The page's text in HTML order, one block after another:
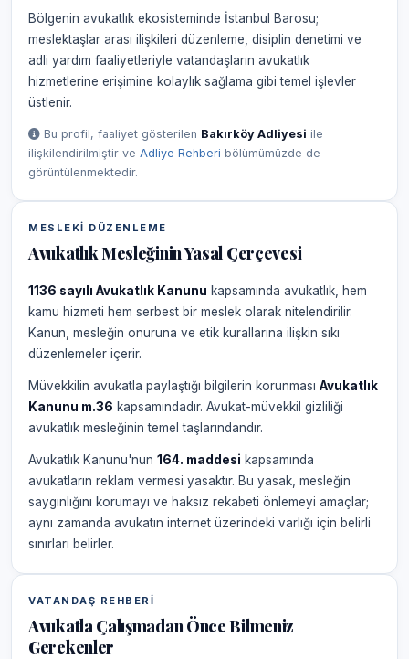
Bölgenin avukatlık ekosisteminde İstanbul Barosu;
meslektaşlar arası ilişkileri düzenleme, disiplin denetimi ve
adli yardım faaliyetleriyle vatandaşların avukatlık
hizmetlerine erişimine kolaylık sağlama gibi temel işlevler
üstlenir.
Bu profil, faaliyet gösterilen Bakırköy Adliyesi ile
ilişkilendirilmiştir ve Adliye Rehberi bölümümüzde de
görüntülenmektedir.
MESLEKI DÜZENLEME
Avukatlık Mesleğinin Yasal Çerçevesi
1136 sayılı Avukatlık Kanunu kapsamında avukatlık, hem
kamu hizmeti hem serbest bir meslek olarak nitelendirilir.
Kanun, mesleğin onuruna ve etik kurallarına ilişkin sıkı
düzenlemeler içerir.
Müvekkilin avukatla paylaştığı bilgilerin korunması Avukatlık
Kanunu m.36 kapsamındadır. Avukat-müvekkil gizliliği
avukatlık mesleğinin temel taşlarındandır.
Avukatlık Kanunu'nun 164. maddesi kapsamında
avukatların reklam vermesi yasaktır. Bu yasak, mesleğin
saygınlığını korumayı ve haksız rekabeti önlemeyi amaçlar;
aynı zamanda avukatın internet üzerindeki varlığı için belirli
sınırları belirler.
VATANDAŞ REHBERI
Avukatla Çalışmadan Önce Bilmeniz
Gerekenler